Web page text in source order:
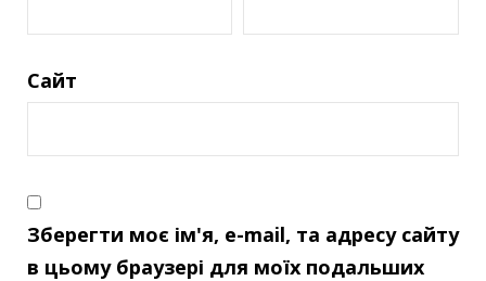
Сайт
Зберегти моє ім'я, e-mail, та адресу сайту
в цьому браузері для моїх подальших